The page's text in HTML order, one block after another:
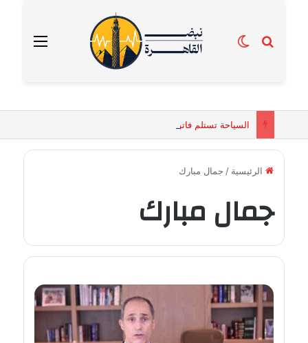
القائمة بحث عنالوضع المظلم
الرئيسية / جمال مبارك
جمال مبارك